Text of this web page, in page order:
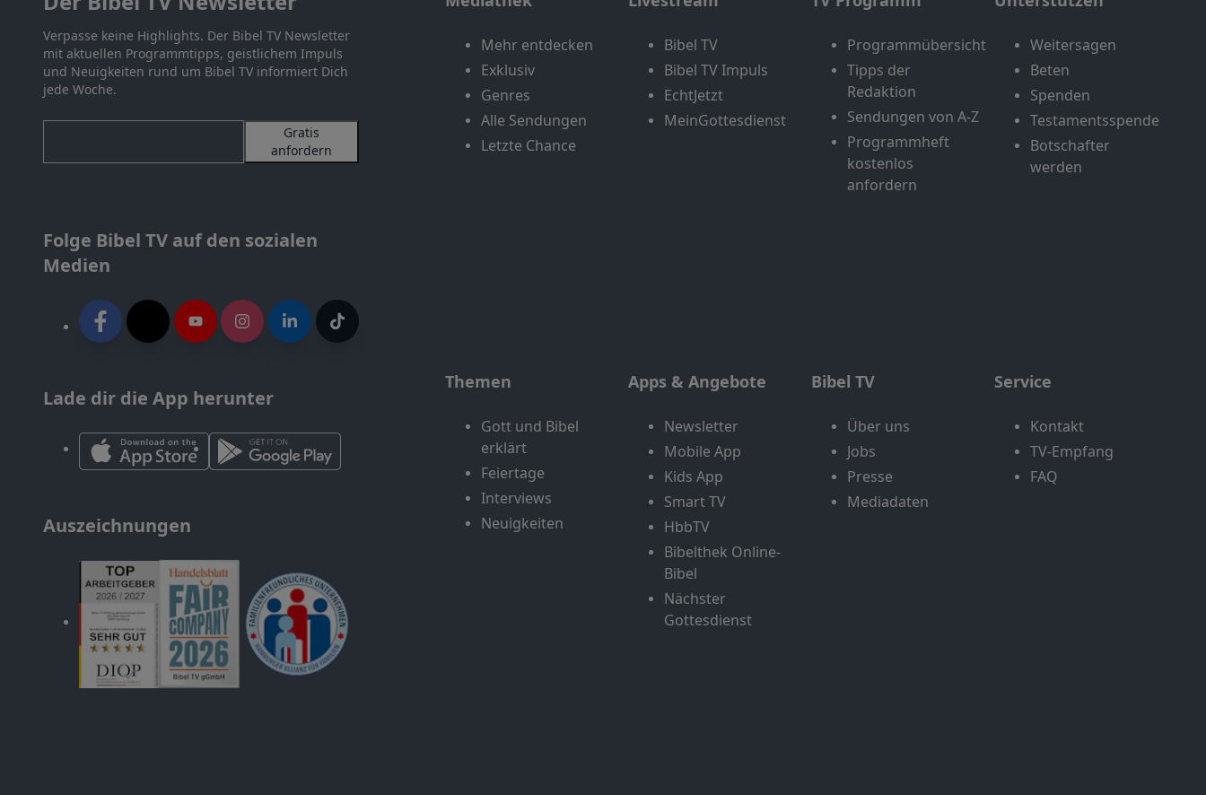
Verpasse keine Highlights. Der Bibel TV Newsletter
mit aktuellen Programmtipps, geistlichem Impuls
und Neuigkeiten rund um Bibel TV informiert Dich
jede Woche.
Gratis
anfordern
Folge Bibel TV auf den sozialen
Medien
Lade dir die App herunter
Auszeichnungen
Mehr entdecken
Exklusiv
Genres
Alle Sendungen
Letzte Chance
Bibel TV
Bibel TV Impuls
EchtJetzt
MeinGottesdienst
Programmübersicht
Tipps der
Redaktion
Sendungen von A-Z
Programmheft
kostenlos
anfordern
Weitersagen
Beten
Spenden
Testamentsspende
Botschafter
werden
Themen
Gott und Bibel
erklärt
Feiertage
Interviews
Neuigkeiten
Apps & Angebote
Newsletter
Mobile App
Kids App
Smart TV
HbbTV
Bibelthek Online-
Bibel
Nächster
Gottesdienst
Bibel TV
Über uns
Jobs
Presse
Mediadaten
Service
Kontakt
TV-Empfang
FAQ